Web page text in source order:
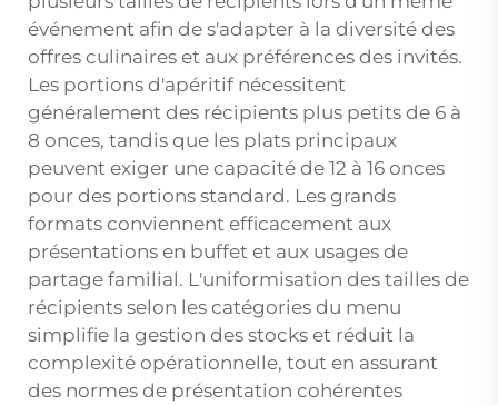
événement afin de s'adapter à la diversité des
offres culinaires et aux préférences des invités.
Les portions d'apéritif nécessitent
généralement des récipients plus petits de 6 à
8 onces, tandis que les plats principaux
peuvent exiger une capacité de 12 à 16 onces
pour des portions standard. Les grands
formats conviennent efficacement aux
présentations en buffet et aux usages de
partage familial. L'uniformisation des tailles de
récipients selon les catégories du menu
simplifie la gestion des stocks et réduit la
complexité opérationnelle, tout en assurant
des normes de présentation cohérentes